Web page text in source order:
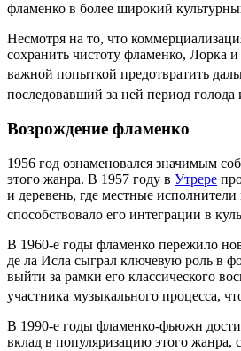
фламенко в более широкий
Несмотря на то, что
сохранить чистоту фламенко, Лорка и
важной попыткой предотвратить
последовавший за ней период голода
Возрождение фламенко
1956 год ознаменовался значимым
этого жанра. В 1957 году в Утрере
и деревень, где местные
способствовало его интеграции в
В 1960-е годы фламенко пережило
де ла Исла сыграл ключевую роль в
выйти за рамки его классического
участника музыкального процесса,
В 1990-е годы фламенко-фьюжн
вклад в популяризацию этого